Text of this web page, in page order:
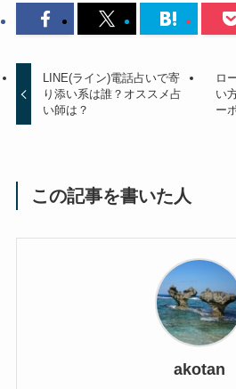
LINE(ライン)電話占いで寄
り添い系は誰？オススメ占
い師は？
ロ
い
ー
この記事を書いた人
akotan